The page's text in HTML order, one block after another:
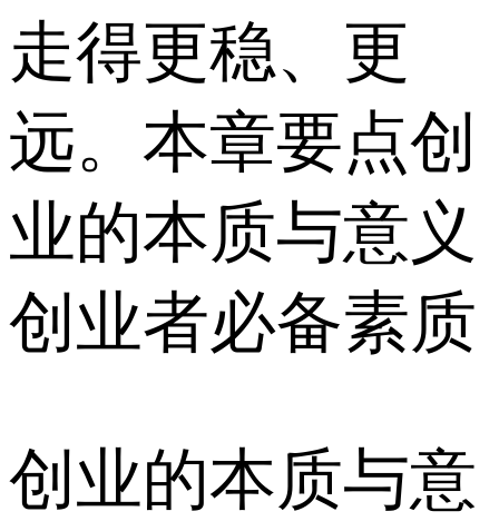
走得更稳、更
远。本章要点创
业的本质与意义
创业者必备素质
创业的本质与意